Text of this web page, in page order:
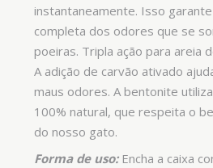
instantaneamente. Isso
completa dos odores que se
poeiras. Tripla ação para areia
A adição de carvão ativado
maus odores. A bentonite
100% natural, que respeita o
do nosso gato.
Forma de uso:Encha a caixa